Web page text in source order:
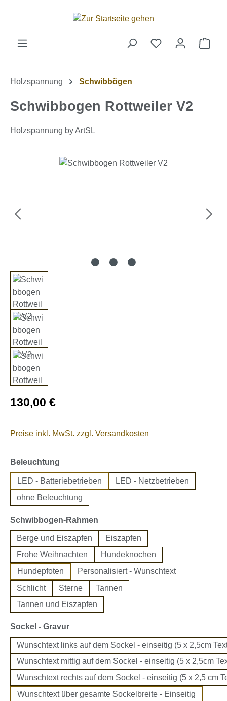
Zum Hauptinhalt springen
Holzspannung Schwibbögen
Schwibbogen Rottweiler V2
Holzspannung by ArtSL
Bildergalerie überspringen
Regulärer Preis:
130,00 €
Preise inkl. MwSt. zzgl. Versandkosten
Beleuchtung
LED - Batteriebetrieben
LED - Netzbetrieben
ohne Beleuchtung
Schwibbogen-Rahmen
Berge und Eiszapfen
Eiszapfen
Frohe Weihnachten
Hundeknochen
Hundepfoten
Personalisiert - Wunschtext
Schlicht
Sterne
Tannen
Tannen und Eiszapfen
Sockel - Gravurauswählen
Wunschtext links auf dem Sockel - einseitig (5 x 2,5cm
Wunschtext mittig auf dem Sockel - einseitig (5 x 2,5cm
Wunschtext rechts auf dem Sockel - einseitig (5 x 2,5 cm
Wunschtext über gesamte Sockelbreite - Einseitig